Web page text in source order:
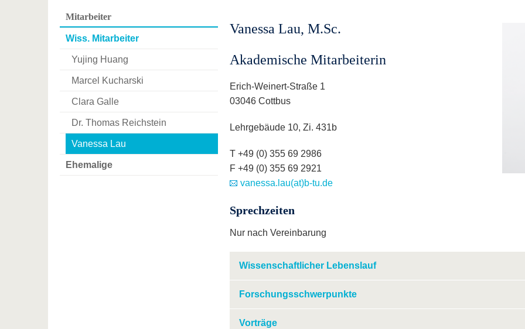
Mitarbeiter
Wiss. Mitarbeiter
Yujing Huang
Marcel Kucharski
Clara Galle
Dr. Thomas Reichstein
Vanessa Lau
Ehemalige
Vanessa Lau, M.Sc.
Akademische Mitarbeiterin
Erich-Weinert-Straße 1
03046 Cottbus
Lehrgebäude 10, Zi. 431b
T +49 (0) 355 69 2986
F +49 (0) 355 69 2921
vanessa.lau(at)b-tu.de
Sprechzeiten
Nur nach Vereinbarung
Wissenschaftlicher Lebenslauf
Forschungsschwerpunkte
Vorträge